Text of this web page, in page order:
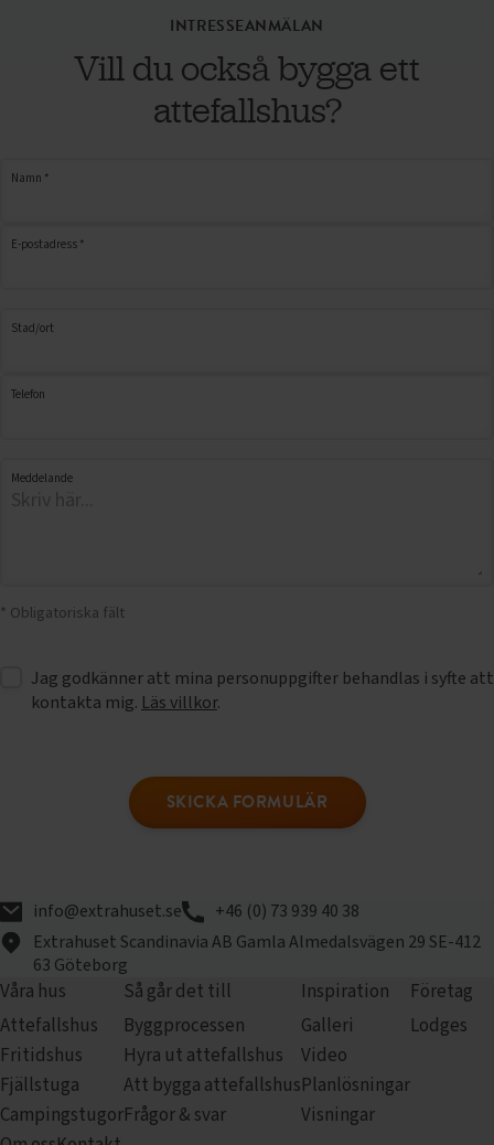
INTRESSEANMÄLAN
Vill du också bygga ett
attefallshus?
Namn *
E-postadress *
Stad/ort
Telefon
Meddelande
* Obligatoriska fält
Jag godkänner att mina personuppgifter behandlas i syfte att
kontakta mig. Läs villkor.
SKICKA FORMULÄR
info@extrahuset.se
+46 (0) 73 939 40 38
Extrahuset Scandinavia AB Gamla Almedalsvägen 29SE-412
63 Göteborg
Våra hus
Attefallshus
Fritidshus
Fjällstuga
Campingstugor
Så går det till
Byggprocessen
Hyra ut attefallshus
Att bygga attefallshus
Frågor & svar
Inspiration
Galleri
Video
Planlösningar
Visningar
Företag
Lodges